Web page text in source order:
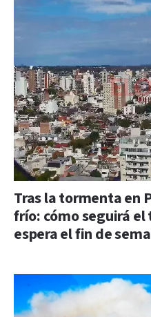
Tras la tormenta en
frío: cómo seguirá el
espera el fin de